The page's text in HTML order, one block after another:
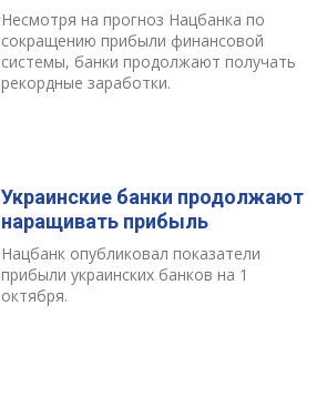
Несмотря на прогноз Нацбанка по
сокращению прибыли финансовой
системы, банки продолжают получать
рекордные заработки.
Украинские банки продолжают
наращивать прибыль
Нацбанк опубликовал показатели
прибыли украинских банков на 1
октября.